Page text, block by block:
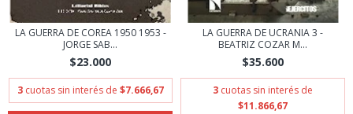
LA GUERRA DE COREA 1950 1953 -
JORGE SAB...
$23.000
3 cuotas sin interés de $7.666,67
LA GUERRA DE UCRANIA 3 -
BEATRIZ COZAR M...
$35.600
3 cuotas sin interés de
$11.866,67